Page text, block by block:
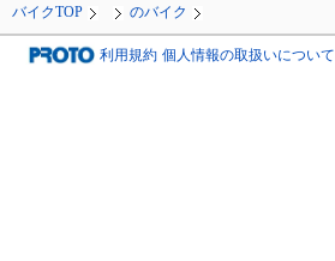
バイクTOP のバイク
利用規約 個人情報の取扱いについて